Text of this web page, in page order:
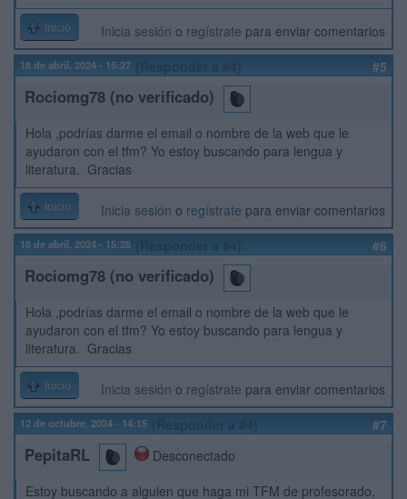
Inicio Inicia sesión o regístrate para enviar comentarios
18 de abril, 2024 - 15:27 #5
Rociomg78 (no verificado)
Hola ,podrías darme el email o nombre de la web que le
ayudaron con el tfm? Yo estoy buscando para lengua y
literatura. Gracias
Inicio Inicia sesión o regístrate para enviar comentarios
18 de abril, 2024 - 15:28 #6
Rociomg78 (no verificado)
Hola ,podrías darme el email o nombre de la web que le
ayudaron con el tfm? Yo estoy buscando para lengua y
literatura. Gracias
Inicio Inicia sesión o regístrate para enviar comentarios
12 de octubre, 2024 - 14:15 #7
PepitaRL
Desconectado
Estoy buscando a alguien que haga mi TFM de profesorado,